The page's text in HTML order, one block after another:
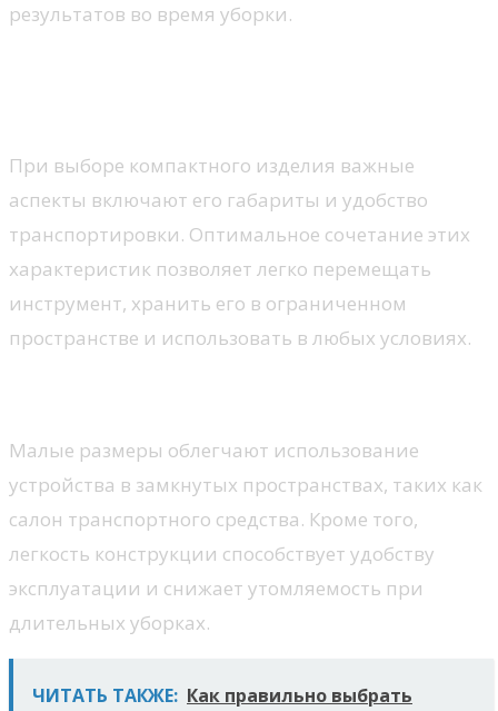
результатов во время уборки.
При выборе компактного изделия важные
аспекты включают его габариты и удобство
транспортировки. Оптимальное сочетание этих
характеристик позволяет легко перемещать
инструмент, хранить его в ограниченном
пространстве и использовать в любых условиях.
Малые размеры облегчают использование
устройства в замкнутых пространствах, таких как
салон транспортного средства. Кроме того,
легкость конструкции способствует удобству
эксплуатации и снижает утомляемость при
длительных уборках.
ЧИТАТЬ ТАКЖЕ: Как правильно выбрать